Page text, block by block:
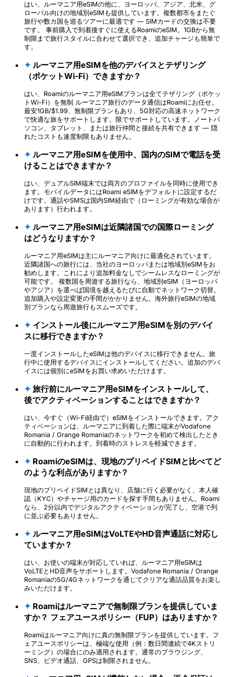
はい、ルーマニア用eSIMの他に、ヨーロッパ、アジア、北米、グ
ローバル向けの地域別eSIMも提供しています。複数都市をまたぐ
旅行や数カ国を巡るツアーに最適です — SIMカードの交換は不要
です。 事前購入で到着後すぐに使えるRoamiのeSIM。1GBから無
制限まで旅行スタイルに合わせて選択でき、追加チャージも簡単で
す。
✦ ルーマニア用eSIMを他のデバイスとテザリング
（ポケットWi-Fi）できますか？
はい、Roamiのルーマニア用eSIMプランは全てテザリング（ポケッ
トWi-Fi）を無制 ルーマニア旅行のデータ通信はRoamiにお任せ。
最安1GB/$1.99、無制限プランもあり、5G対応の高速ネットワーク
で快適な旅をサポートします。限でサポートしています。ノートパ
ソコン、タブレット、または旅行仲間と接続を共有できます — 隠
れたコストも速度制限もありません。
✦ ルーマニア用eSIMを使用中、国内のSIMで電話を受
けることはできますか？
はい、デュアルSIM端末では両方のプロファイルを同時に使用でき
ます。モバイルデータにはRoami eSIMをデフォルトに設定するだ
けです。通話やSMSは国内SIM経由で（ローミングが有効な場合が
あります）行われます。
✦ ルーマニア用eSIMは近隣諸国での国際ローミング
はどうなりますか？
ルーマニア用eSIMは主にルーマニア向けに最適化されています。
近隣諸国への旅行には、当社のヨーロッパまたは地域別eSIMをお
勧めします。これにより追加料金なしでシームレスなローミングが
可能です。 複数国を周遊する旅行なら、地域別eSIM（ヨーロッパ
やアジア）を選べば国境を越えるたびに自動でネットワーク切替。
追加購入や設定変更の手間がかかりません。海外旅行eSIMの地域
別プランなら周遊旅行もスムーズです。
✦ インストール後にルーマニア用eSIMを別のデバイ
スに移行できますか？
一度インストールしたeSIMは他のデバイスに移行できません。旅
行中に使用するデバイスにインストールしてください。追加のデバ
イスには個別にeSIMをお買い求めいただけます。
✦ 旅行前にルーマニア用eSIMをインストールして、
後でアクティベーションすることはできますか？
はい、今すぐ（Wi-Fi経由で）eSIMをインストールできます。アク
ティベーションは、ルーマニアに到着した際に端末がVodafone
Romania / Orange Romaniaのネットワークを初めて検出したとき
に自動的に行われます。到着時のストレスを軽減できます。
✦ RoamiのeSIMは、現地のプリペイドSIMと比べてど
のような利点がありますか？
現地のプリペイドSIMとは異なり、店舗に行く必要がなく、本人確
認（KYC）やチャージ用のカードを探す手間もありません。Roami
なら、2分以内でデジタルアクティベーションが完了し、空港で列
に並ぶ必要もありません。
✦ ルーマニア用eSIMはVoLTEやHD音声通話に対応し
ていますか？
はい、お使いの端末が対応していれば、ルーマニア用eSIMは
VoLTEとHD音声をサポートします。Vodafone Romania / Orange
Romaniaの5G/4Gネットワークを通じてクリアな通話品質をお楽し
みいただけます。
✦ Roamiはルーマニアで無制限プランを提供していま
すか？ フェアユースポリシー（FUP）はありますか？
Roamiはルーマニア向けに真の無制限プランを提供しています。フ
ェアユースポリシーは、極端な使用（例：数日間連続で4Kストリ
ーミング）の場合にのみ適用されます。通常のブラウジング、
SNS、ビデオ通話、GPSは制限されません。